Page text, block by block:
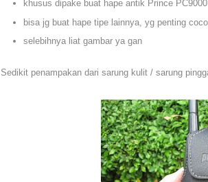
khusus dipake buat hape antik Prince PC9000
bisa jg buat hape tipe lainnya, yg penting
selebihnya liat gambar ya gan
Sedikit penampakan dari sarung kulit / sarung